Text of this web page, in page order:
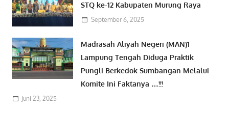
STQ ke-12 Kabupaten Murung Raya
September 6, 2025
Madrasah Aliyah Negeri (MAN)1
Lampung Tengah Diduga Praktik
Pungli Berkedok Sumbangan Melalui
Komite Ini Faktanya …!!!
Juni 23, 2025